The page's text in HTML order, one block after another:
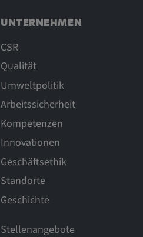
UNTERNEHMEN
CSR
Qualität
Umweltpolitik
Arbeitssicherheit
Kompetenzen
Innovationen
Geschäftsethik
Standorte
Geschichte
Stellenangebote